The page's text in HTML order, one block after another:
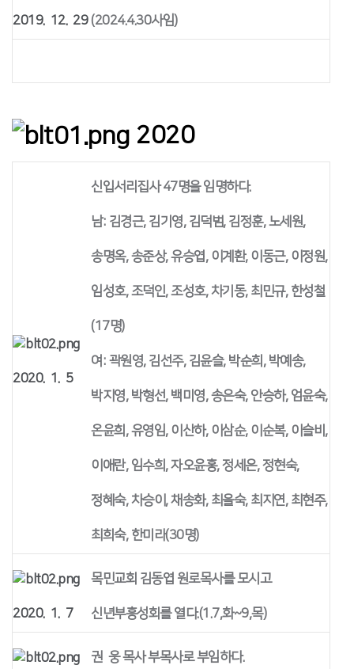
2019. 12. 29 (2024.4.30사임)
2020
2020. 1. 5
신입서리집사 47명을 임명하다.
남: 김경근, 김기영, 김덕범, 김정훈, 노세원,
송명옥, 송준상, 유승엽, 이계환, 이동근, 이정원,
임성호, 조덕인, 조성호, 차기동, 최민규, 한성철
(17명)
여: 곽원영, 김선주, 김윤슬, 박순희, 박예송,
박지영, 박형선, 백미영, 송은숙, 안승하, 엄윤숙,
온윤희, 유영임, 이산하, 이삼순, 이순복, 이슬비,
이애란, 임수희, 자오윤홍, 정세은, 정현숙,
정혜숙, 차승이, 채송화, 최을숙, 최지연, 최현주,
최희숙, 한미라(30명)
2020. 1. 7
목민교회 김동엽 원로목사를 모시고
신년부흥성회를 열다.(1.7,화~9,목)
권 웅 목사 부목사로 부임하다.